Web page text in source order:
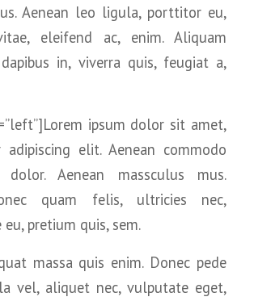
Aenean leo ligula, porttitor eu,
eleifend ac, enim. Aliquam
in, viverra quis, feugiat a,
ipsum dolor sit amet,
adipiscing elit. Aenean commodo
Aenean massculus mus.
quam felis, ultricies nec,
pretium quis, sem.
massa quis enim. Donec pede
vel, aliquet nec, vulputate eget,